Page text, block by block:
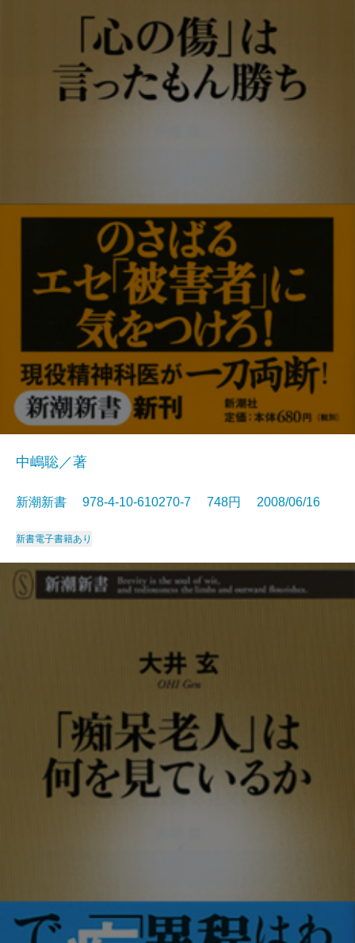
中嶋聡／著
新潮新書 978-4-10-610270-7 748円 2008/06/16
新書電子書籍あり